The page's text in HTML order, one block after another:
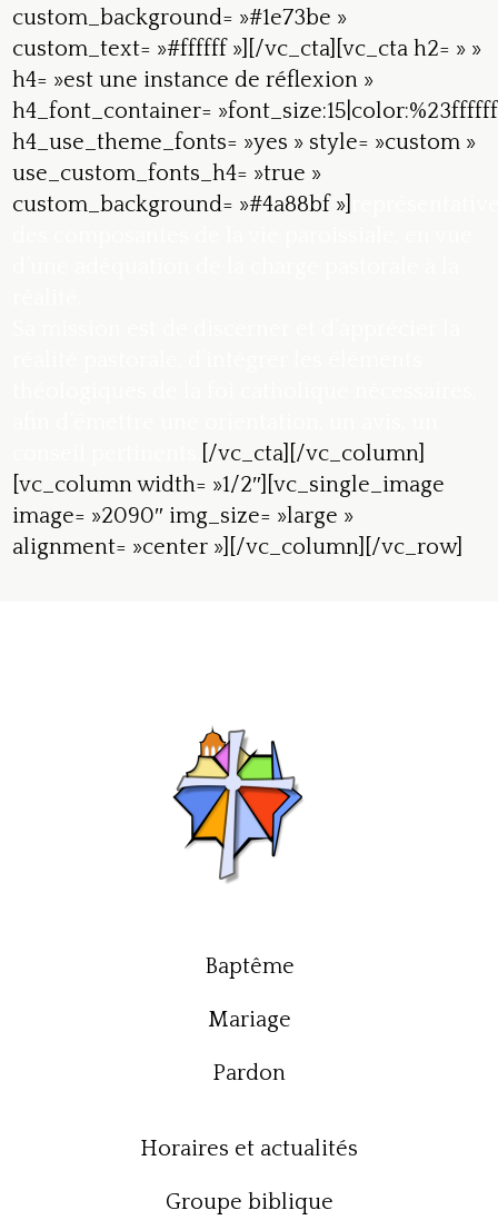
custom_background= »#1e73be »
custom_text= »#ffffff »][/vc_cta][vc_cta h2= » »
h4= »est une instance de réflexion »
h4_font_container=
h4_use_theme_fonts= »yes » style= »custom »
use_custom_fonts_h4= »true »
custom_background= »#4a88bf »]
[/vc_cta][/vc_column]
[vc_column width= »1/2″][vc_single_image
image= »2090″ img_size= »large »
alignment= »center »][/vc_column][/vc_row]
Baptême
Mariage
Pardon
Horaires et actualités
Groupe biblique